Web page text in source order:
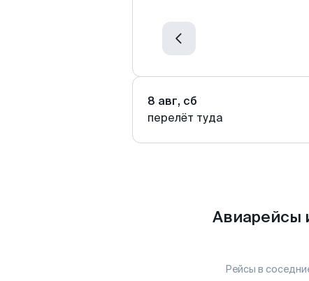
8 авг, сб
перелёт туда
Авиарейсы
Рейсы в